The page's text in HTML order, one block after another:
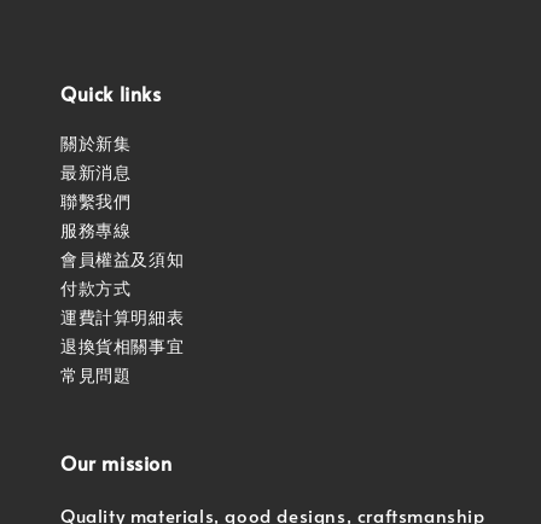
Quick links
關於新集
最新消息
聯繫我們
服務專線
會員權益及須知
付款方式
運費計算明細表
退換貨相關事宜
常見問題
Our mission
Quality materials, good designs, craftsmanship